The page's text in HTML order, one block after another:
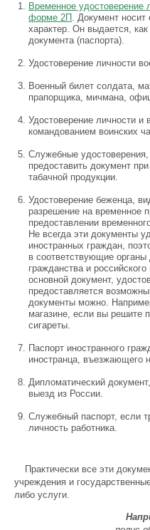
Временное
форме 2П . Документ носит
характер. Он выдается,
документа (паспорта).
Удостоверение личности
Военный билет солдата,
прапорщика, мичмана,
Удостоверение личности
командованием воинских
Служебные
предоставить документ
табачной продукции.
Удостоверение беженца,
разрешение на временное
предоставлении
Не всегда эти документы
иностранных граждан,
в соответствующие
гражданства и
основной документ,
предоставляется
документы можно.
магазине, если вы решите
сигареты.
Паспорт иностранного
иностранца, въезжающего
Дипломатический
выезд из России.
Служебный паспорт, если
личность работника.
Практически все эти
учреждения и
либо услуги.